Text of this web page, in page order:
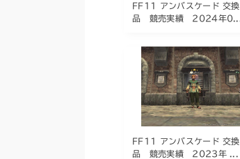
FF11 アンバスケード 交換
品 競売実績 2024年0...
FF11 アンバスケード 交換
品 競売実績 2023年 ...